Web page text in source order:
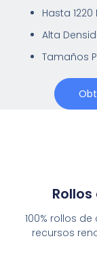
Hasta
Alta
Tamaños
100% rollos
recursos